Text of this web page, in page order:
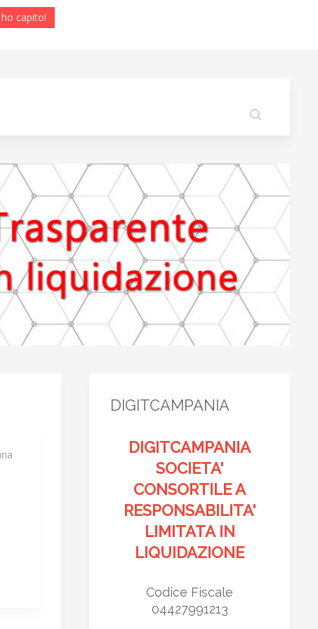
capito!
DIGITCAMPANIA
DIGITCAMPANIA
SOCIETA'
CONSORTILE A
RESPONSABILITA'
LIMITATA IN
LIQUIDAZIONE
Codice Fiscale
04427991213